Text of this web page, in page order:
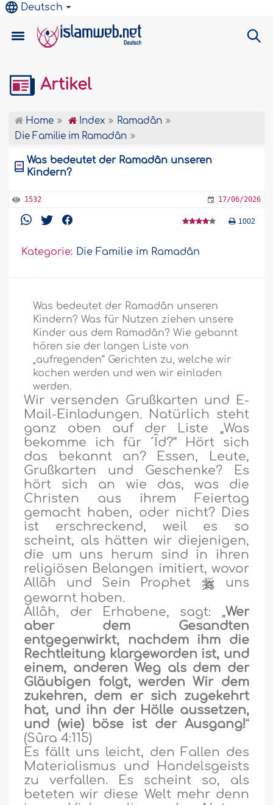
Deutsch
Artikel
Home Index
Ramadân
Die Familie im Ramadân
Was bedeutet der Ramadân unseren
Kindern?
1532 17/06/2026
1002
Kategorie: Die Familie im Ramadân
Was bedeutet der Ramadân unseren
Kindern? Was für Nutzen ziehen unsere
Kinder aus dem Ramadân? Wie gebannt
hören sie der langen Liste von
„aufregenden“ Gerichten zu, welche wir
kochen werden und wen wir einladen
werden.
Wir versenden Grußkarten und E-
Mail-Einladungen. Natürlich steht
ganz oben auf der Liste „Was
bekomme ich für ´Îd?“ Hört sich
das bekannt an? Essen, Leute,
Grußkarten und Geschenke? Es
hört sich an wie das, was die
Christen aus ihrem Feiertag
gemacht haben, oder nicht? Dies
ist erschreckend, weil es so
scheint, als hätten wir diejenigen,
die um uns herum sind in ihren
religiösen Belangen imitiert, wovor
Allâh und Sein Prophet
uns
gewarnt haben.
Allâh, der Erhabene, sagt: „Wer
aber dem Gesandten
entgegenwirkt, nachdem ihm die
Rechtleitung klargeworden ist, und
einem, anderen Weg als dem der
Gläubigen folgt, werden Wir dem
zukehren, dem er sich zugekehrt
hat, und ihn der Hölle aussetzen,
und (wie) böse ist der Ausgang!“
(Sûra 4:115)
Es fällt uns leicht, den Fallen des
Materialismus und Handelsgeists
zu verfallen. Es scheint so, als
beteten wir diese Welt mehr denn